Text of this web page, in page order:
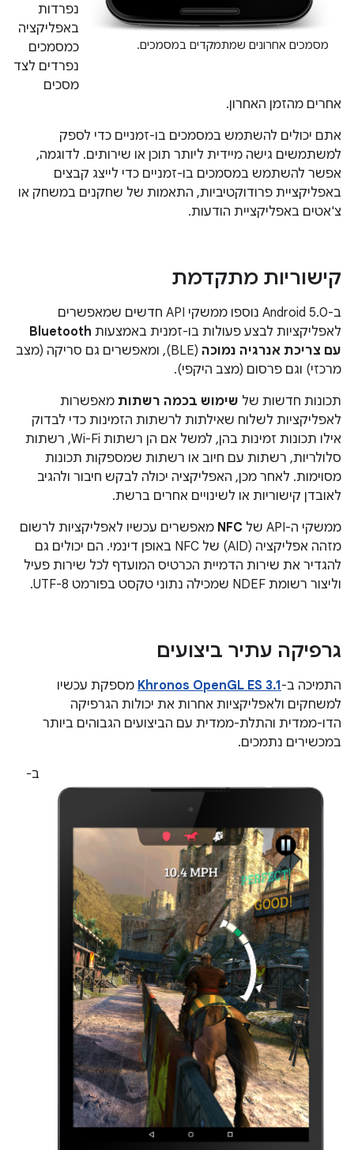
מסמכים אחרונים שמתמקדים במסמכים.
נפרדות
באפליקציה
כמסמכים
נפרדים לצד
מסכים
אחרים מהזמן האחרון.
אתם יכולים להשתמש במסמכים בו-זמניים כדי לספק
למשתמשים גישה מיידית ליותר תוכן או שירותים. לדוגמה,
אפשר להשתמש במסמכים בו-זמניים כדי לייצג קבצים
באפליקציית פרודוקטיביות, התאמות של שחקנים במשחק או
צ'אטים באפליקציית הודעות.
קישוריות מתקדמת
ב-Android 5.0 נוספו ממשקי API חדשים שמאפשרים
לאפליקציות לבצע פעולות בו-זמנית באמצעות Bluetooth
עם צריכת אנרגיה נמוכה
(BLE), ומאפשרים גם סריקה (מצב
מרכזי) וגם פרסום (מצב היקפי).
תכונות חדשות של שימוש בכמה רשתות מאפשרות
לאפליקציות לשלוח שאילתות לרשתות הזמינות כדי לבדוק
אילו תכונות זמינות בהן, למשל אם הן רשתות Wi-Fi, רשתות
סלולריות, רשתות עם חיוב או רשתות שמספקות תכונות
מסוימות. לאחר מכן, האפליקציה יכולה לבקש חיבור ולהגיב
לאובדן קישוריות או לשינויים אחרים ברשת.
ממשקי ה-API של
NFC מאפשרים עכשיו לאפליקציות לרשום
מזהה אפליקציה (AID) של NFC באופן דינמי. הם יכולים גם
להגדיר את שירות הדמיית הכרטיס המועדף לכל שירות פעיל
וליצור רשומת NDEF שמכילה נתוני טקסט בפורמט UTF-8.
גרפיקה עתיר ביצועים
התמיכה ב-Khronos OpenGL ES 3.1 מספקת עכשיו
למשחקים ולאפליקציות אחרות את יכולות הגרפיקה
הדו-ממדית והתלת-ממדית עם הביצועים הגבוהים ביותר
במכשירים נתמכים.
ב-